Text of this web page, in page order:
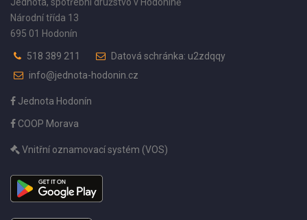
Národní třída 13
695 01 Hodonín
518 389 211
Datová schránka: u2zdqqy
info@jednota-hodonin.cz
Jednota Hodonín
COOP Morava
Vnitřní oznamovací systém (VOS)